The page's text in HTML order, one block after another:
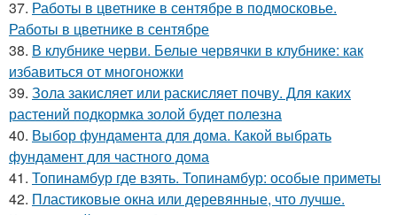
37. Работы в цветнике в сентябре в подмосковье.
Работы в цветнике в сентябре
38. В клубнике черви. Белые червячки в клубнике: как
избавиться от многоножки
39. Зола закисляет или раскисляет почву. Для каких
растений подкормка золой будет полезна
40. Выбор фундамента для дома. Какой выбрать
фундамент для частного дома
41. Топинамбур где взять. Топинамбур: особые приметы
42. Пластиковые окна или деревянные, что лучше.